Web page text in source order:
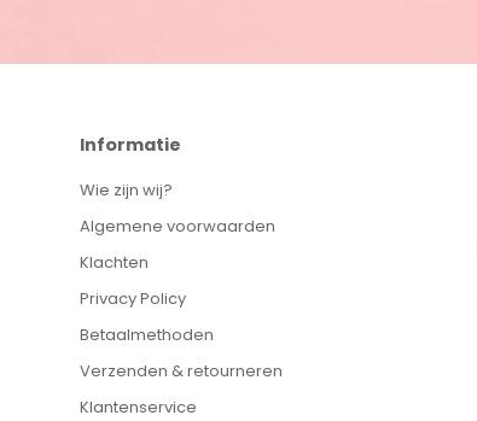
Informatie
Wie zijn wij?
Algemene voorwaarden
Klachten
Privacy Policy
Betaalmethoden
Verzenden & retourneren
Klantenservice